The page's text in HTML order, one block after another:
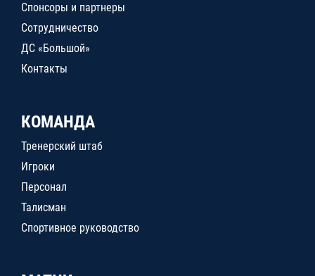
Спонсоры и партнеры
Сотрудничество
ДС «Большой»
Контакты
КОМАНДА
Тренерский штаб
Игроки
Персонал
Талисман
Спортивное руководство